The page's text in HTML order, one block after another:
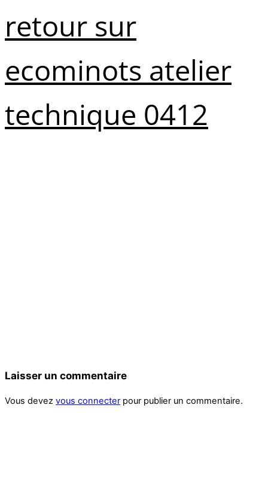
retour sur
ecominots atelier
technique 0412
Laisser un commentaire
Vous devez vous connecter pour publier un commentaire.